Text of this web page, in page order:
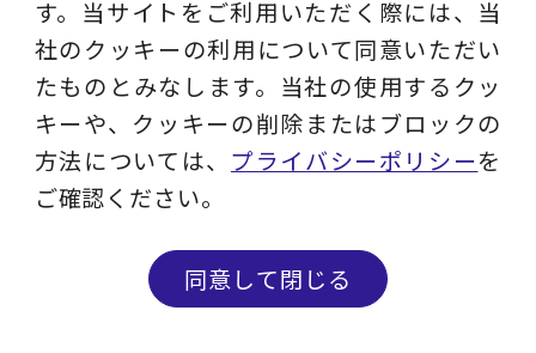
今回は、「クラウド時代！ユーザー主導のERP導
入とは」として、基幹システム刷新におけるシス
テム開発フェーズの秘訣をご紹介しました。今後
の基幹システム刷新は、情報システム部門やベン
ダーへ丸投げはできません。ユーザー部門が主導
して、ERPを Fit to Standardで導入していくこ
問い合わせる メルマガ登録
す。当サイトをご利用いただく際には、当
社のクッキーの利用について同意いただい
たものとみなします。当社の使用するクッ
キーや、クッキーの削除またはブロックの
方法については、 プライバシーポリシーを
ご確認ください。
同意して閉じる